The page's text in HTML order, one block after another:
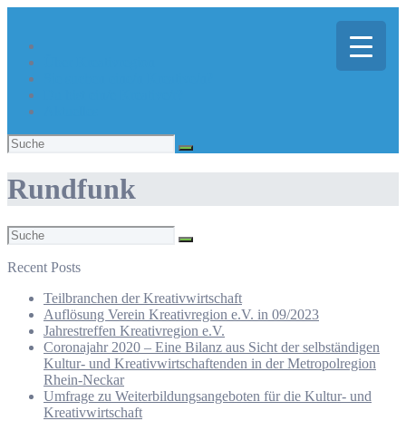
Suchen
nach:
Rundfunk
Suchen
nach:
Recent Posts
Teilbranchen der Kreativwirtschaft
Auflösung Verein Kreativregion e.V. in 09/2023
Jahrestreffen Kreativregion e.V.
Coronajahr 2020 – Eine Bilanz aus Sicht der selbständigen
Kultur- und Kreativwirtschaftenden in der Metropolregion
Rhein-Neckar
Umfrage zu Weiterbildungsangeboten für die Kultur- und
Kreativwirtschaft